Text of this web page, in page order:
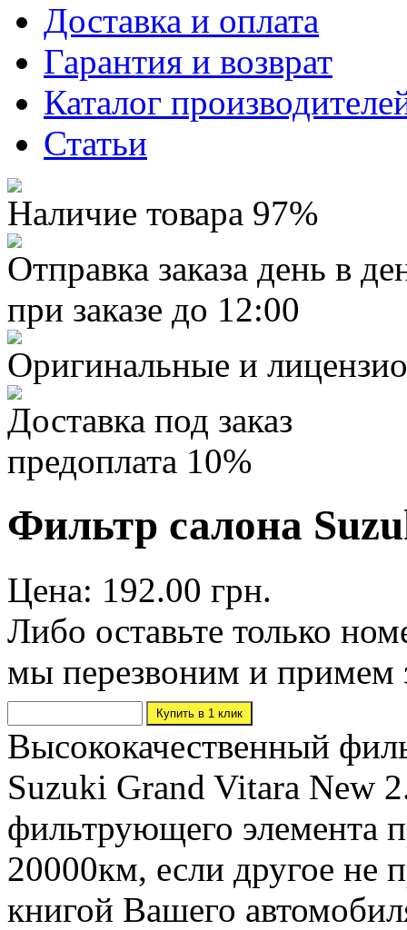
Доставка и оплата
Гарантия и возврат
Каталог
Статьи
Наличие товара 97%
Отправка заказа день в
при заказе до 12:00
Оригинальные и
Доставка под заказ
предоплата 10%
Фильтр салона
Цена: 192.00 грн.
Либо оставьте только
мы перезвоним и примем
Высококачественный
Suzuki Grand Vitara New
фильтрующего элемента
20000км, если другое не
книгой Вашего